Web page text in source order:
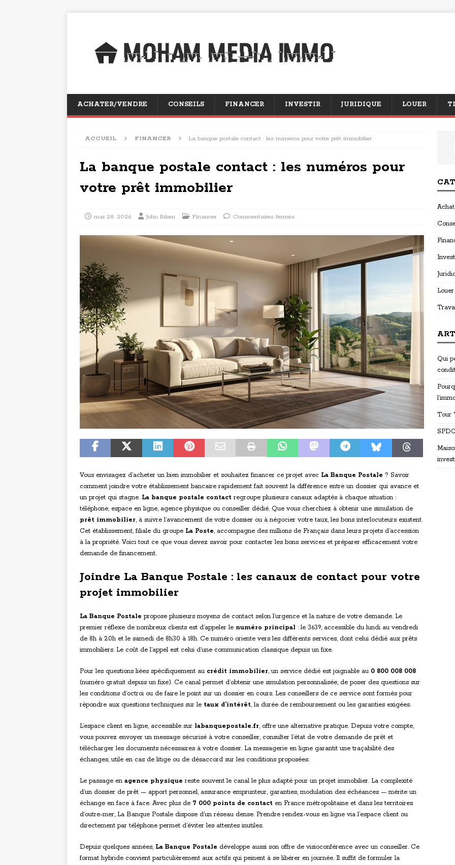
ACHATER/VENDRE CONSEILS FINANCER INVESTIR JURIDIQUE LOUER
ACCUEIL FINANCER La banque postale contact : les numéros pour votre prêt immobilier
La banque postale contact : les numéros pour
votre prêt immobilier
mai 28, 2026 John Biken Financer Commentaires fermés
Vous envisagez d’acheter un bien immobilier et souhaitez financer ce projet avec La Banque Postale ? Savoir
comment joindre votre établissement bancaire rapidement fait souvent la différence entre un dossier qui avance et
un projet qui stagne. La banque postale contact regroupe plusieurs canaux adaptés à chaque situation :
téléphone, espace en ligne, agence physique ou conseiller dédié. Que vous cherchiez à obtenir une simulation de
prêt immobilier, à suivre l’avancement de votre dossier ou à négocier votre taux, les bons interlocuteurs existent.
Cet établissement, filiale du groupe La Poste, accompagne des millions de Français dans leurs projets d’accession
à la propriété. Voici tout ce que vous devez savoir pour contacter les bons services et préparer efficacement votre
demande de financement.
Joindre La Banque Postale : les canaux de contact pour votre
projet immobilier
La Banque Postale propose plusieurs moyens de contact selon l’urgence et la nature de votre demande. Le
premier réflexe de nombreux clients est d’appeler le numéro principal : le 3639, accessible du lundi au vendredi
de 8h à 20h et le samedi de 8h30 à 18h. Ce numéro oriente vers les différents services, dont celui dédié aux prêts
immobiliers. Le coût de l’appel est celui d’une communication classique depuis un fixe.
Pour les questions liées spécifiquement au crédit immobilier, un service dédié est joignable au 0 800 008 008
(numéro gratuit depuis un fixe). Ce canal permet d’obtenir une simulation personnalisée, de poser des questions sur
les conditions d’octroi ou de faire le point sur un dossier en cours. Les conseillers de ce service sont formés pour
répondre aux questions techniques sur le taux d’intérêt, la durée de remboursement ou les garanties exigées.
L’espace client en ligne, accessible sur labanquepostale.fr, offre une alternative pratique. Depuis votre compte,
vous pouvez envoyer un message sécurisé à votre conseiller, consulter l’état de votre demande de prêt et
télécharger les documents nécessaires à votre dossier. La messagerie en ligne garantit une traçabilité des
échanges, utile en cas de litige ou de désaccord sur les conditions proposées.
Le passage en agence physique reste souvent le canal le plus adapté pour un projet immobilier. La complexité
d’un dossier de prêt — apport personnel, assurance emprunteur, garanties, modulation des échéances — mérite un
échange en face à face. Avec plus de 7 000 points de contact en France métropolitaine et dans les territoires
d’outre-mer, La Banque Postale dispose d’un réseau dense. Prendre rendez-vous en ligne via l’espace client ou
directement par téléphone permet d’éviter les attentes inutiles.
Depuis quelques années, La Banque Postale développe aussi son offre de visioconférence avec un conseiller. Ce
format hybride convient particulièrement aux actifs qui peinent à se libérer en journée. Il suffit de formuler la
Louer
Qui
Tour